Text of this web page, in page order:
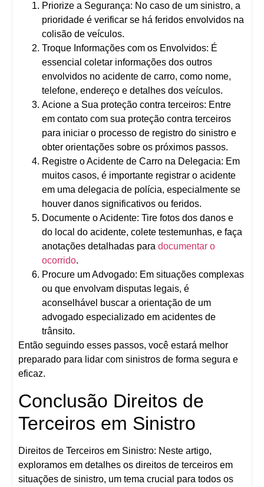
Priorize a Segurança: No caso de um sinistro, a
prioridade é verificar se há feridos envolvidos na
colisão de veículos.
Troque Informações com os Envolvidos: É
essencial coletar informações dos outros
envolvidos no acidente de carro, como nome,
telefone, endereço e detalhes dos veículos.
Acione a Sua proteção contra terceiros: Entre
em contato com sua proteção contra terceiros
para iniciar o processo de registro do sinistro e
obter orientações sobre os próximos passos.
Registre o Acidente de Carro na Delegacia: Em
muitos casos, é importante registrar o acidente
em uma delegacia de polícia, especialmente se
houver danos significativos ou feridos.
Documente o Acidente: Tire fotos dos danos e
do local do acidente, colete testemunhas, e faça
anotações detalhadas para documentar o
ocorrido.
Procure um Advogado: Em situações complexas
ou que envolvam disputas legais, é
aconselhável buscar a orientação de um
advogado especializado em acidentes de
trânsito.
Então seguindo esses passos, você estará melhor
preparado para lidar com sinistros de forma segura e
eficaz.
Conclusão Direitos de
Terceiros em Sinistro
Direitos de Terceiros em Sinistro: Neste artigo,
exploramos em detalhes os direitos de terceiros em
situações de sinistro, um tema crucial para todos os